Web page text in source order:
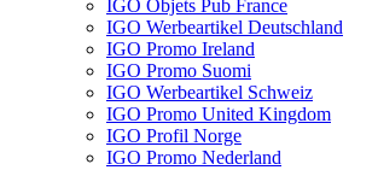
IGO Objets Pub France
IGO Werbeartikel Deutschland
IGO Promo Ireland
IGO Promo Suomi
IGO Werbeartikel Schweiz
IGO Promo United Kingdom
IGO Profil Norge
IGO Promo Nederland